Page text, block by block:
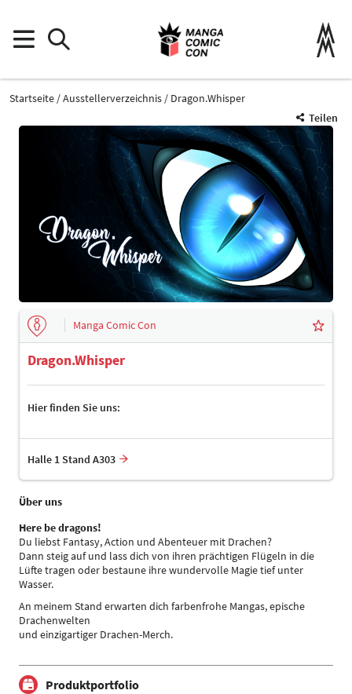
Startseite Ausstellerverzeichnis
Dragon.Whisper
Teilen
Manga Comic Con
Dragon.Whisper
Hier finden Sie uns:
Halle 1 Stand A303
Über uns
Here be dragons!
Du liebst Fantasy, Action und Abenteuer mit Drachen?
Dann steig auf und lass dich von ihren prächtigen Flügeln in die
Lüfte tragen oder bestaune ihre wundervolle Magie tief unter
Wasser.
An meinem Stand erwarten dich farbenfrohe Mangas, epische
Drachenwelten
und einzigartiger Drachen-Merch.
Produktportfolio